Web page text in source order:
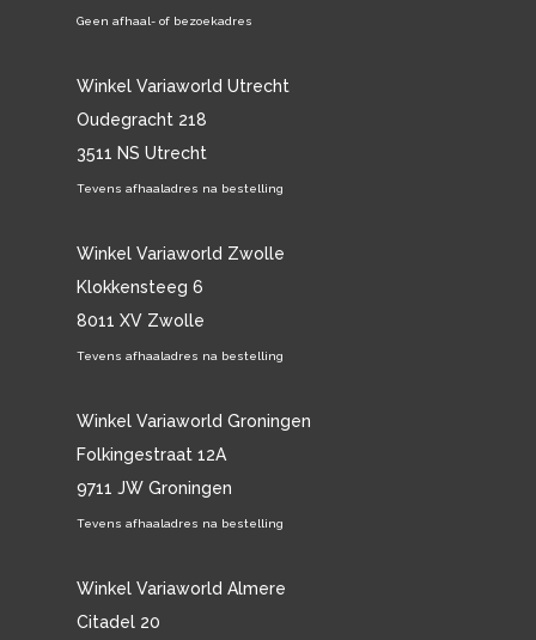
Geen afhaal- of bezoekadres
Winkel Variaworld Utrecht
Oudegracht 218
3511 NS Utrecht
Tevens afhaaladres na bestelling
Winkel Variaworld Zwolle
Klokkensteeg 6
8011 XV Zwolle
Tevens afhaaladres na bestelling
Winkel Variaworld Groningen
Folkingestraat 12A
9711 JW Groningen
Tevens afhaaladres na bestelling
Winkel Variaworld Almere
Citadel 20